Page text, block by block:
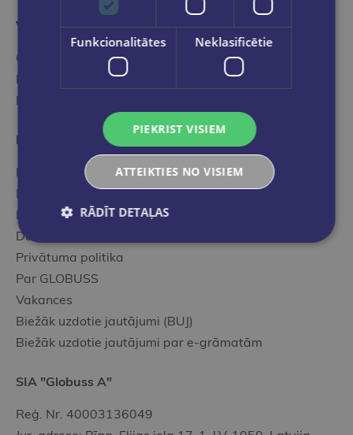
Veikala kategorijas
Grāmatu katalogs
E-grāmatu katalogs
Kancelejas preces
Noderīgā informācija
Kā veikt pasūtījumu
Iepirkšanās noteikumi
Klienta karte
Dāvanu kartes
Privātuma politika
Par GLOBUSS
Vakances
Biežāk uzdotie jautājumi (BUJ)
Biežāk uzdotie jautājumi par e-grāmatām
SIA "Globuss A"
Reģ. Nr. 40003136049
Funkcionalitātes Neklasificētie
PIEKRIST VISIEM
ATTEIKTIES NO VISIEM
RĀDĪT DETAĻAS